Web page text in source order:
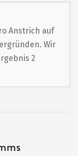
Anstrich auf
Wir
2